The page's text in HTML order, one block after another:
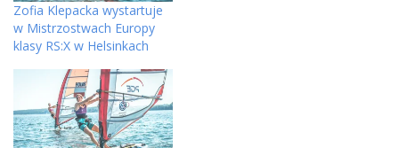
Zofia Klepacka wystartuje
w Mistrzostwach Europy
klasy RS:X w Helsinkach